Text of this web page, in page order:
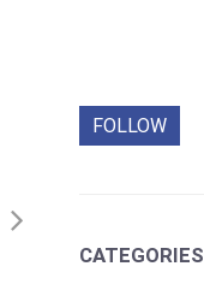
FOLLOW
CATEGORIES